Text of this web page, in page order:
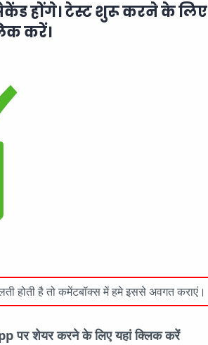
होंगे। टेस्ट शुरू करने के लिए
करें।
होती है तो कमेंटबॉक्स में हमे इससे अवगत कराएं।
पर शेयर करने के लिए यहां क्लिक करें